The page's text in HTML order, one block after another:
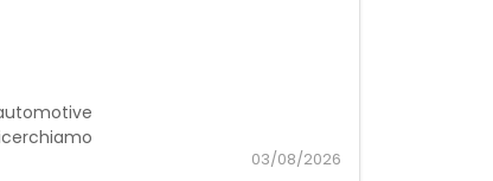
03/08/2026